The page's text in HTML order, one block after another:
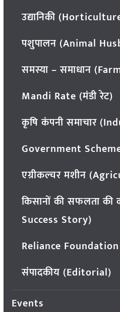
उद्यानिकी
पशुपालन (Animal
समस्या – समाधान
Mandi Rate (मंडी रेट)
कृषि कंपनी समाचार
Government
एग्रीकल्चर मशीन
किसानों की सफलता की
Success Story)
Reliance
संपादकीय (Editorial)
Events